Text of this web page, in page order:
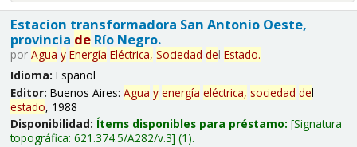
Estacion transformadora San Antonio Oeste,
provincia deRío Negro.
por Agua y Energía Eléctrica, Sociedad del Estado.
Idioma: Español
Editor: Buenos Aires: Agua y energía eléctrica, sociedad del
estado, 1988
Disponibilidad: Ítems disponibles para préstamo: Signatura
topográfica: 621.374.5/A282/v.3 (1).